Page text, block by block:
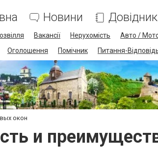
Новини Довідник
Вакансії Нерухомість Авто /
Оголошення Помічник Питання-
окон
и